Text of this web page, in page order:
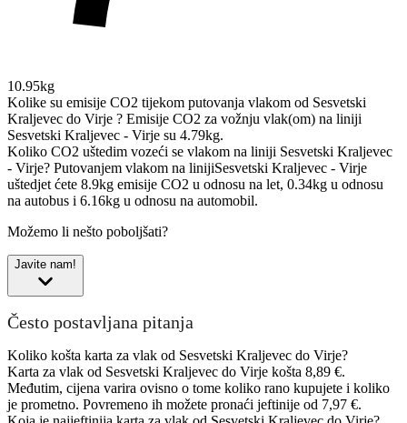
10.95kg
Kolike su emisije CO2 tijekom putovanja vlakom od Sesvetski
Kraljevec do Virje ? Emisije CO2 za vožnju vlak(om) na liniji
Sesvetski Kraljevec - Virje su 4.79kg.
Koliko CO2 uštedim vozeći se vlakom na liniji Sesvetski Kraljevec
- Virje? Putovanjem vlakom na linijiSesvetski Kraljevec - Virje
uštedjet ćete 8.9kg emisije CO2 u odnosu na let, 0.34kg u odnosu
na autobus i 6.16kg u odnosu na automobil.
Možemo li nešto poboljšati?
Javite nam!
Često postavljana pitanja
Koliko košta karta za vlak od Sesvetski Kraljevec do Virje?
Karta za vlak od Sesvetski Kraljevec do Virje košta 8,89 €.
Međutim, cijena varira ovisno o tome koliko rano kupujete i koliko
je prometno. Povremeno ih možete pronaći jeftinije od 7,97 €.